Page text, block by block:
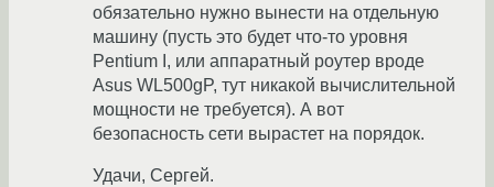
обязательно нужно вынести на отдельную
машину (пусть это будет что-то уровня
Pentium I, или аппаратный роутер вроде
Asus WL500gP, тут никакой вычислительной
мощности не требуется). А вот
безопасность сети вырастет на порядок.
Удачи, Сергей.